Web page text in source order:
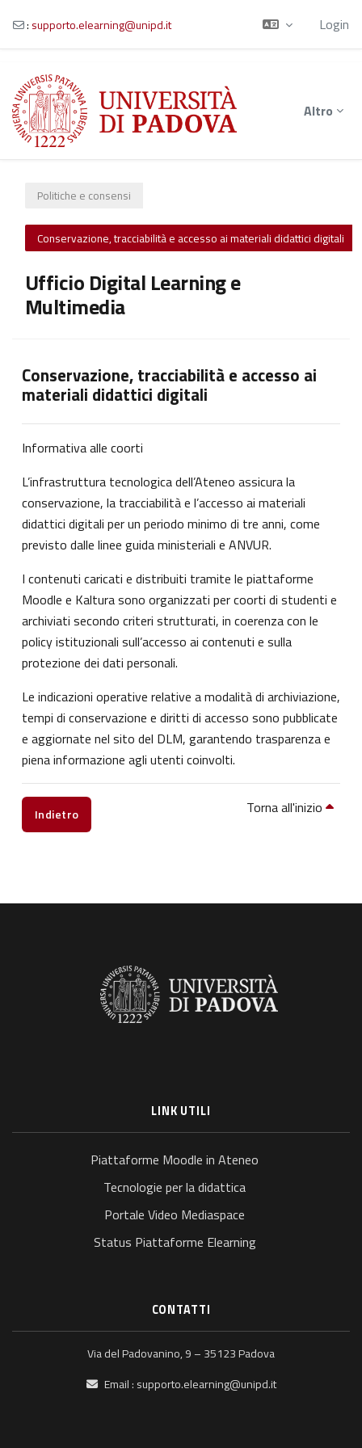
Vai al contenuto principale
: supporto.elearning@unipd.it Login
Altro
Politiche e consensi
Conservazione, tracciabilità e accesso ai materiali didattici digitali
Ufficio Digital Learning e
Multimedia
Conservazione, tracciabilità e accesso ai
materiali didattici digitali
Informativa alle coorti
L’infrastruttura tecnologica dell’Ateneo assicura la
conservazione, la tracciabilità e l’accesso ai materiali
didattici digitali per un periodo minimo di tre anni, come
previsto dalle linee guida ministeriali e ANVUR.
I contenuti caricati e distribuiti tramite le piattaforme
Moodle e Kaltura sono organizzati per coorti di studenti e
archiviati secondo criteri strutturati, in coerenza con le
policy istituzionali sull’accesso ai contenuti e sulla
protezione dei dati personali.
Le indicazioni operative relative a modalità di archiviazione,
tempi di conservazione e diritti di accesso sono pubblicate
e aggiornate nel sito del DLM, garantendo trasparenza e
piena informazione agli utenti coinvolti.
Indietro Torna all'inizio
LINK UTILI
Piattaforme Moodle in Ateneo
Tecnologie per la didattica
Portale Video Mediaspace
Status Piattaforme Elearning
CONTATTI
Via del Padovanino, 9 – 35123 Padova
Email : supporto.elearning@unipd.it